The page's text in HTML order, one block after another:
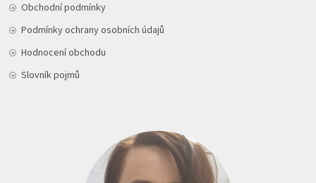
Obchodní podmínky
Podmínky ochrany osobních údajů
Hodnocení obchodu
Slovník pojmů